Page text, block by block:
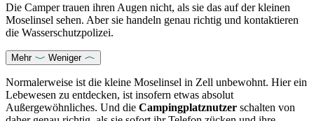
Die Camper trauen ihren Augen nicht, als sie das auf der kleinen
Moselinsel sehen. Aber sie handeln genau richtig und kontaktieren
die Wasserschutzpolizei.
Mehr Weniger
Normalerweise ist die kleine Moselinsel in Zell unbewohnt. Hier ein
Lebewesen zu entdecken, ist insofern etwas absolut
Außergewöhnliches. Und die Campingplatznutzer schalten von